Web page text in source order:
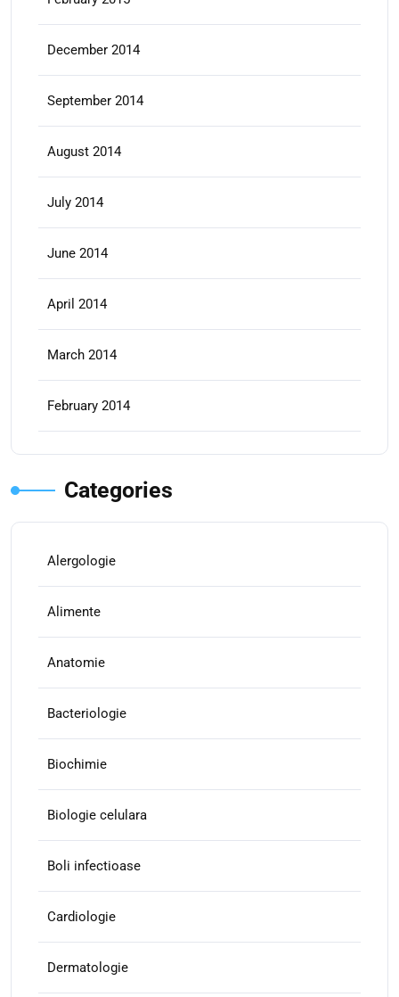
December 2014
September 2014
August 2014
July 2014
June 2014
April 2014
March 2014
February 2014
Categories
Alergologie
Alimente
Anatomie
Bacteriologie
Biochimie
Biologie celulara
Boli infectioase
Cardiologie
Dermatologie